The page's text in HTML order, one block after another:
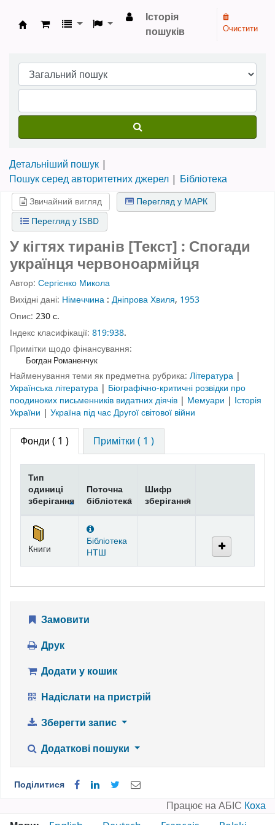
Бібліотека НТШ › Електронний каталог
Історія
пошуків
Очистити
Детальніший пошук
Пошук серед авторитетних джерел
Бібліотека
Звичайний вигляд
Перегляд у МАРК
Перегляд у ISBD
У кігтях тиранів [Текст] : Спогади
українця червоноармійця
Автор: Сергієнко Микола
Вихідні дані: Німеччина : Дніпрова Хвиля, 1953
Опис: 230 с.
Індекс класифікації: 819:938.
Примітки щодо фінансування:
Богдан Романенчук
Найменування теми як предметна рубрика: Література |
Українська література | Біографічно-критичні розвідки про
поодиноких письменників видатних діячів | Мемуари | Історія
України | Україна під час Другої світової війни
Фонди ( 1 ) Примітки ( 1 )
Фонди
Тип
одиниці
зберігання
Поточна
бібліотека
Шифр
зберігання
Книги
Бібліотека
НТШ
Замовити
Друк
Додати у кошик
Надіслати на пристрій
Зберегти запис
Додаткові пошуки
Поділитися
Працює на АБІС Коха